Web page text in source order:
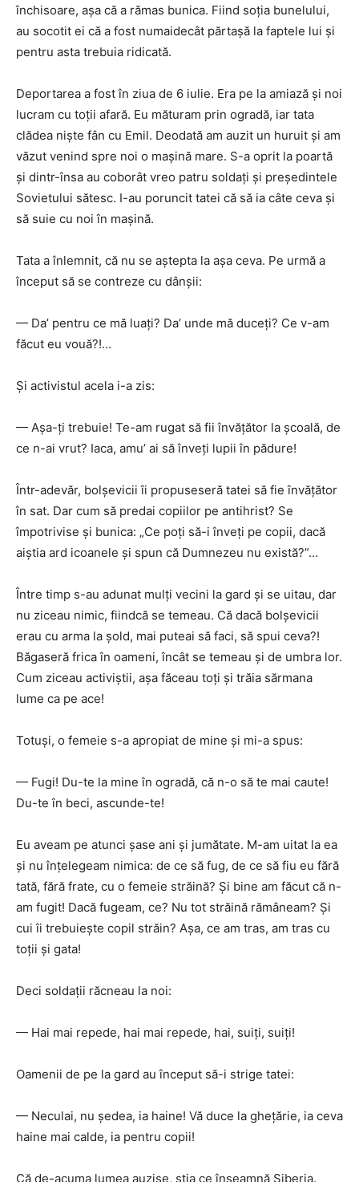
închisoare, aşa că a rămas bunica. Fiind soţia bunelului,
au socotit ei că a fost numaidecât părtaşă la faptele lui şi
pentru asta trebuia ridicată.
Deportarea a fost în ziua de 6 iulie. Era pe la amiază şi noi
lucram cu toţii afară. Eu măturam prin ogradă, iar tata
clădea nişte fân cu Emil. Deodată am auzit un huruit şi am
văzut venind spre noi o maşină mare. S-a oprit la poartă
şi dintr-însa au coborât vreo patru soldaţi şi preşedintele
Sovietului sătesc. I-au poruncit tatei că să ia câte ceva şi
să suie cu noi în maşină.
Tata a înlemnit, că nu se aştepta la aşa ceva. Pe urmă a
început să se contreze cu dânşii:
— Da’ pentru ce mă luaţi? Da’ unde mă duceţi? Ce v-am
făcut eu vouă?!…
Şi activistul acela i-a zis:
— Aşa-ţi trebuie! Te-am rugat să fii învăţător la şcoală, de
ce n-ai vrut? Iaca, amu’ ai să înveţi lupii în pădure!
Într-adevăr, bolşevicii îi propuseseră tatei să fie învăţător
în sat. Dar cum să predai copiilor pe antihrist? Se
împotrivise şi bunica: „Ce poţi să-i înveţi pe copii, dacă
aiştia ard icoanele şi spun că Dumnezeu nu există?”…
Între timp s-au adunat mulţi vecini la gard şi se uitau, dar
nu ziceau nimic, fiindcă se temeau. Că dacă bolşevicii
erau cu arma la şold, mai puteai să faci, să spui ceva?!
Băgaseră frica în oameni, încât se temeau şi de umbra lor.
Cum ziceau activiştii, aşa făceau toţi şi trăia sărmana
lume ca pe ace!
Totuşi, o femeie s-a apropiat de mine şi mi-a spus:
— Fugi! Du-te la mine în ogradă, că n-o să te mai caute!
Du-te în beci, ascunde-te!
Eu aveam pe atunci şase ani şi jumătate. M-am uitat la ea
şi nu înţelegeam nimica: de ce să fug, de ce să fiu eu fără
tată, fără frate, cu o femeie străină? Şi bine am făcut că n-
am fugit! Dacă fugeam, ce? Nu tot străină rămâneam? Şi
cui îi trebuieşte copil străin? Aşa, ce am tras, am tras cu
toţii şi gata!
Deci soldaţii răcneau la noi:
— Hai mai repede, hai mai repede, hai, suiţi, suiţi!
Oamenii de pe la gard au început să-i strige tatei:
— Neculai, nu şedea, ia haine! Vă duce la gheţărie, ia ceva
haine mai calde, ia pentru copii!
Că de-acuma lumea auzise, ştia ce înseamnă Siberia.